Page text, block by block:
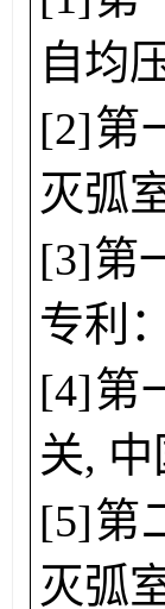
自均
[2]第
灭弧
[3]第
专利 ：
[4]第
关, 中
[5]第
灭弧